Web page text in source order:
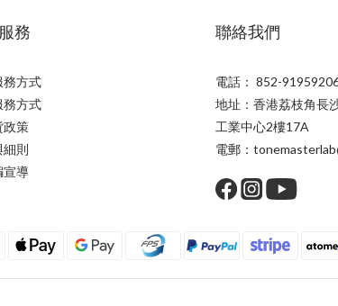
務
務方式
務方式
政策
細則
宣導
聯絡我們
電話： 852-
地址：香港荔枝角長
工業中心2樓17A
電郵：